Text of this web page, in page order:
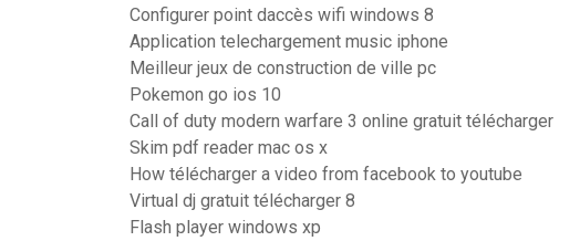
Configurer point daccès wifi windows 8
Application telechargement music iphone
Meilleur jeux de construction de ville pc
Pokemon go ios 10
Call of duty modern warfare 3 online gratuit télécharger
Skim pdf reader mac os x
How télécharger a video from facebook to youtube
Virtual dj gratuit télécharger 8
Flash player windows xp